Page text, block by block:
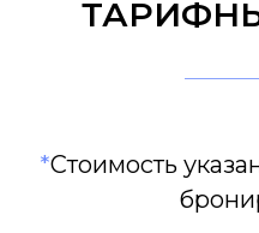
*Стоимость